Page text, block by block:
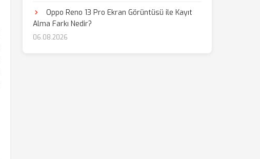
Oppo Reno 13 Pro Ekran Görüntüsü ile Kayıt
Alma Farkı Nedir?
06.08.2026